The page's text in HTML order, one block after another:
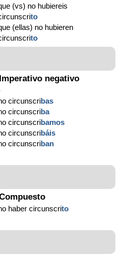
(vs) no hubiereis
to
(ellas) no hubieren
to
Imperativo negativo
circunscribas
circunscriba
circunscribamos
circunscribáis
circunscriban
haber circunscrito